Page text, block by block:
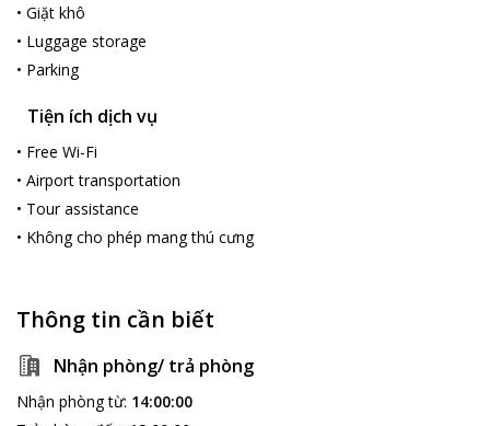
• Giặt khô
• Luggage storage
• Parking
Tiện ích dịch vụ
• Free Wi-Fi
• Airport transportation
• Tour assistance
• Không cho phép mang thú cưng
Thông tin cần biết
Nhận phòng/ trả phòng
Nhận phòng từ: 14:00:00